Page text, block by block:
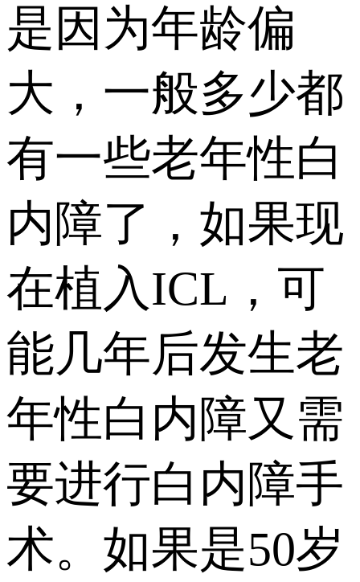
是因为年龄偏
大，一般多少都
有一些老年性白
内障了，如果现
在植入ICL，可
能几年后发生老
年性白内障又需
要进行白内障手
术。如果是50岁